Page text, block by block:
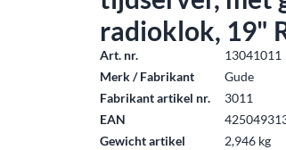
radioklok, 19"
Art. nr.
13041011
Merk / Fabrikant
Gude
Fabrikant artikel nr.
3011
EAN
Gewicht artikel
2,946 kg